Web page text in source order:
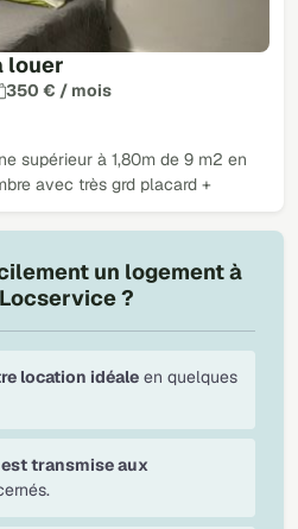
louer
350 € / mois
supérieur à 1,80m de 9 m2 en
avec très grd placard +
un logement à
?
location idéale en quelques
transmise aux